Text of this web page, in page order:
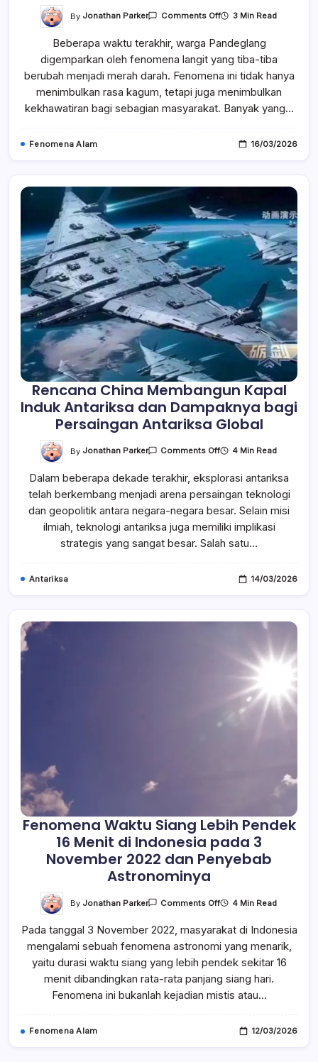
By Jonathan Parker Comments OffOn
Pandeglang
Tiba
Merah
Darah,
Tidak
Banyak
Yang
3 Min Read
Beberapa waktu terakhir, warga Pandeglang
digemparkan oleh fenomena langit yang tiba-tiba
berubah menjadi merah darah. Fenomena ini tidak hanya
menimbulkan rasa kagum, tetapi juga menimbulkan
kekhawatiran bagi sebagian masyarakat. Banyak yang…
Fenomena Alam 16/03/2026
Rencana China Membangun Kapal
Induk Antariksa dan Dampaknya bagi
Persaingan Antariksa Global
By Jonathan Parker Comments OffOn
Membangun
Induk
Antariksa
Dan
Dampaknya
Bagi
Persaingan
4 Min Read
Dalam beberapa dekade terakhir, eksplorasi antariksa
telah berkembang menjadi arena persaingan teknologi
dan geopolitik antara negara-negara besar. Selain misi
ilmiah, teknologi antariksa juga memiliki implikasi
strategis yang sangat besar. Salah satu…
Antariksa 14/03/2026
Fenomena Waktu Siang Lebih Pendek
16 Menit di Indonesia pada 3
November 2022 dan Penyebab
Astronominya
By Jonathan Parker Comments OffOn
Siang
Pendek
16
Menit
Di
Indonesia
Pada
4 Min Read
Pada tanggal 3 November 2022, masyarakat di Indonesia
mengalami sebuah fenomena astronomi yang menarik,
yaitu durasi waktu siang yang lebih pendek sekitar 16
menit dibandingkan rata-rata panjang siang hari.
Fenomena ini bukanlah kejadian mistis atau…
Fenomena Alam 12/03/2026